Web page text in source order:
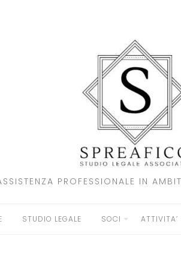
PROFESSIONALE IN
STUDIO LEGALE SOCI ATTIVITA’